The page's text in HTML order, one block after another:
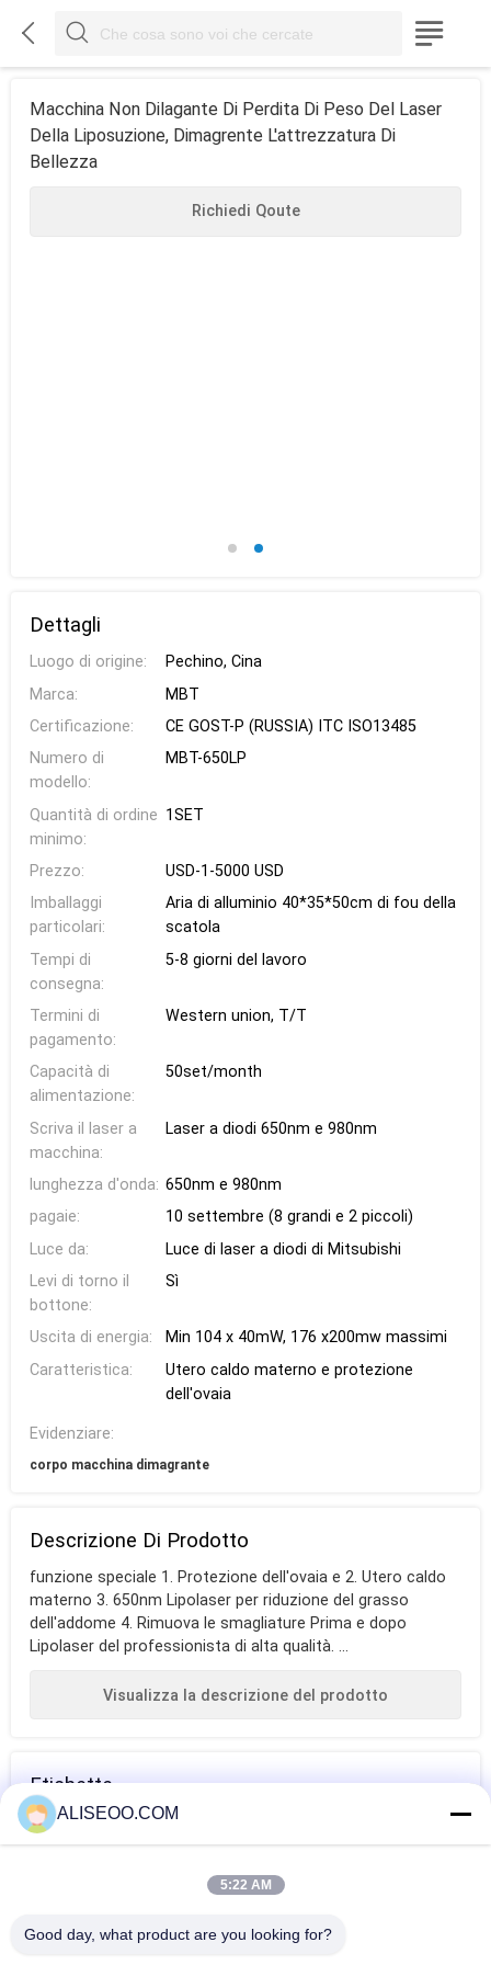
  
Macchina Non Dilagante Di Perdita Di Peso Del Laser
Della Liposuzione, Dimagrente L'attrezzatura Di
Bellezza
Richiedi Qoute
Dettagli
Luogo di origine:
Pechino, Cina
Marca:
MBT
Certificazione:
CE GOST-P (RUSSIA) ITC ISO13485
Numero di
modello:
MBT-650LP
Quantità di ordine
minimo:
1SET
Prezzo:
USD-1-5000 USD
Imballaggi
particolari:
Aria di alluminio 40*35*50cm di fou della
scatola
Tempi di
consegna:
5-8 giorni del lavoro
Termini di
pagamento:
Western union, T/T
Capacità di
alimentazione:
50set/month
Scriva il laser a
macchina:
Laser a diodi 650nm e 980nm
lunghezza d'onda: 650nm e 980nm
pagaie:
10 settembre (8 grandi e 2 piccoli)
Luce da:
Luce di laser a diodi di Mitsubishi
Levi di torno il
bottone:
Sì
Uscita di energia:
Min 104 x 40mW, 176 x200mw massimi
Caratteristica:
Utero caldo materno e protezione
dell'ovaia
Evidenziare:
corpo macchina dimagrante
Descrizione Di Prodotto
funzione speciale 1. Protezione dell'ovaia e 2. Utero caldo
materno 3. 650nm Lipolaser per riduzione del grasso
dell'addome 4. Rimuova le smagliature Prima e dopo
Lipolaser del professionista di alta qualità. ...
Visualizza la descrizione del prodotto
Etichette
macchina di
macchina
bruciante grassa
macchina di
ALISEOO.COM
5:22 AM
Good day, what product are you looking for?